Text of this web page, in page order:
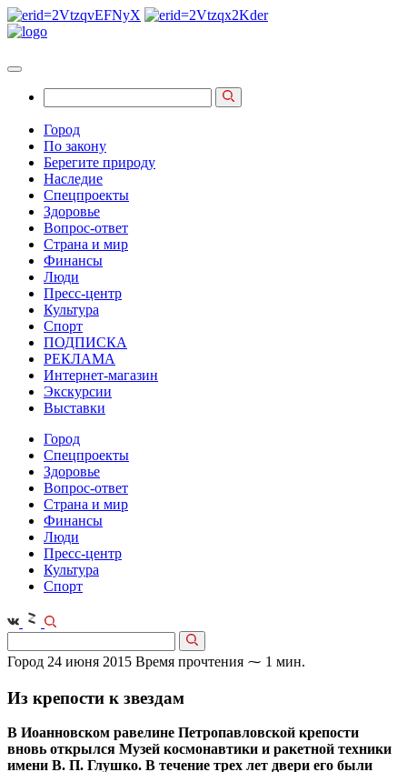
Город
По закону
Берегите природу
Наследие
Спецпроекты
Здоровье
Вопрос-ответ
Страна и мир
Финансы
Люди
Пресс-центр
Культура
Спорт
ПОДПИСКА
РЕКЛАМА
Интернет-магазин
Экскурсии
Выставки
Город
Спецпроекты
Здоровье
Вопрос-ответ
Страна и мир
Финансы
Люди
Пресс-центр
Культура
Спорт
Город 24 июня 2015 Время прочтения ⁓ 1 мин.
Из крепости к звездам
В Иоанновском равелине Петропавловской крепости
вновь открылся Музей космонавтики и ракетной техники
имени В. П. Глушко. В течение трех лет двери его были